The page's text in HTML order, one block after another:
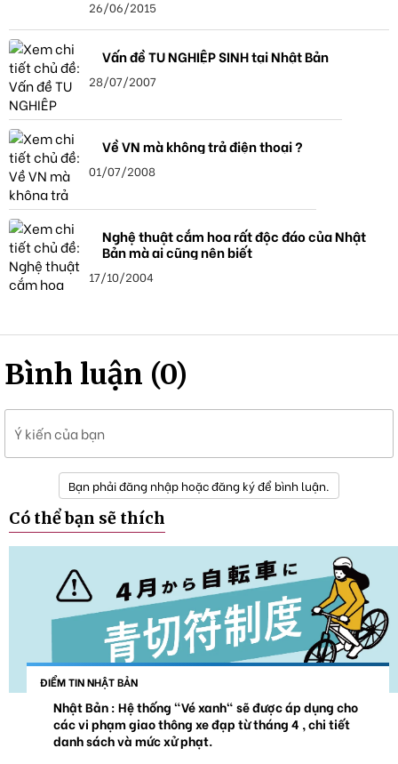
26/06/2015
Vấn đề TU NGHIỆP SINH tại Nhật Bản
28/07/2007
Về VN mà không trả điện thoại ?
01/07/2008
Nghệ thuật cắm hoa rất độc đáo của Nhật
Bản mà ai cũng nên biết
17/10/2004
Bình luận (0)
Ý kiến của bạn
Bạn phải đăng nhập hoặc đăng ký để bình luận.
Có thể bạn sẽ thích
ĐIỂM TIN NHẬT BẢN
Nhật Bản : Hệ thống "Vé xanh" sẽ được áp dụng cho
các vi phạm giao thông xe đạp từ tháng 4 , chi tiết
danh sách và mức xử phạt.